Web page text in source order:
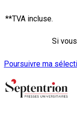
**TVA incluse.
Si
Poursuivre ma